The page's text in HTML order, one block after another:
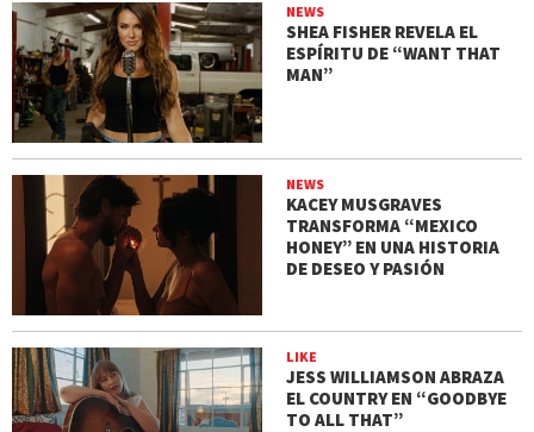
NEWS
SHEA FISHER REVELA EL
ESPÍRITU DE “WANT THAT
MAN”
NEWS
KACEY MUSGRAVES
TRANSFORMA “MEXICO
HONEY” EN UNA HISTORIA
DE DESEO Y PASIÓN
LIKE
JESS WILLIAMSON ABRAZA
EL COUNTRY EN “GOODBYE
TO ALL THAT”